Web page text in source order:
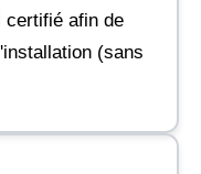
certifié afin de
(sans